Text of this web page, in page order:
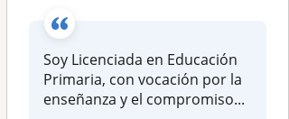
Soy Licenciada en Educación
Primaria, con vocación por la
enseñanza y el compromiso...